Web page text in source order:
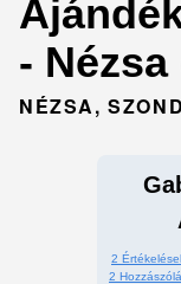
-
NÉZSA,
2
2